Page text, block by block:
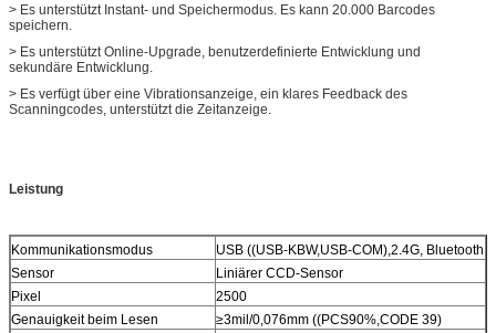
> Es unterstützt Instant- und Speichermodus. Es kann 20.000 Barcodes
speichern.
> Es unterstützt Online-Upgrade, benutzerdefinierte Entwicklung und
sekundäre Entwicklung.
> Es verfügt über eine Vibrationsanzeige, ein klares Feedback des
Scanningcodes, unterstützt die Zeitanzeige.
Leistung
Kommunikationsmodus
USB ((USB-KBW,USB-COM),2.4G, Bluetooth
Sensor
Liniärer CCD-Sensor
Pixel
2500
Genauigkeit beim Lesen
≥3mil/0,076mm ((PCS90%,CODE 39)